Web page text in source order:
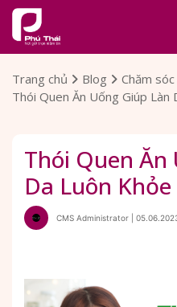
Trang chủ Blog
Chăm
Thói Quen Ăn Uống Giúp Làn
Thói Quen Ăn
Da Luôn
CMS Administrator |